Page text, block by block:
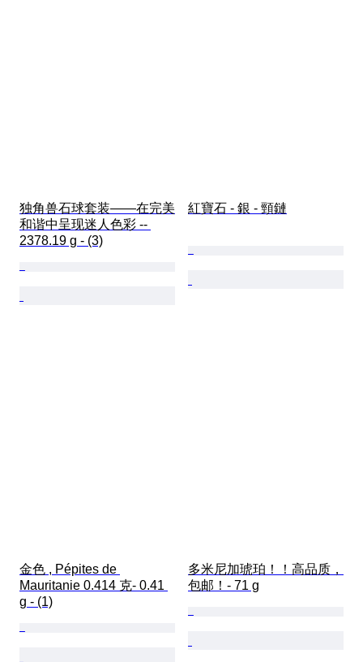
独角兽石球套装——在完美
和谐中呈现迷人色彩 --
2378.19 g - (3)
紅寶石 - 銀 - 頸鏈
金色 , Pépites de
Mauritanie 0.414 克- 0.41
g - (1)
多米尼加琥珀！！高品质，
包邮！- 71 g